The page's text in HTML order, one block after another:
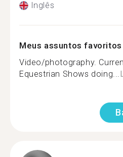
Inglês
Meus assuntos favoritos
Video/photography.
Equestrian Shows doing...